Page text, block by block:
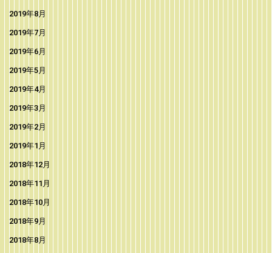
2019年8月
2019年7月
2019年6月
2019年5月
2019年4月
2019年3月
2019年2月
2019年1月
2018年12月
2018年11月
2018年10月
2018年9月
2018年8月